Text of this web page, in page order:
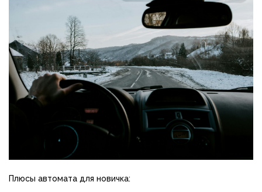
Плюсы автомата для новичка: